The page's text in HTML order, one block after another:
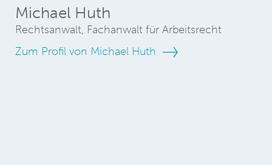
Michael Huth
Rechtsanwalt, Fachanwalt für Arbeitsrecht
Zum Profil von Michael Huth